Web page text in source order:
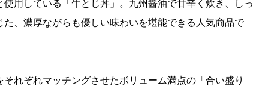
用している「牛とじ丼」。九州醤油で甘辛く炊き、しっ
、濃厚ながらも優しい味わいを堪能できる人気商品で
れぞれマッチングさせたボリューム満点の「合い盛り